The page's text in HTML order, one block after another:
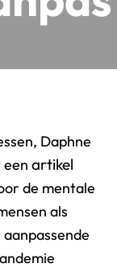
Daphne
een artikel
de mentale
als